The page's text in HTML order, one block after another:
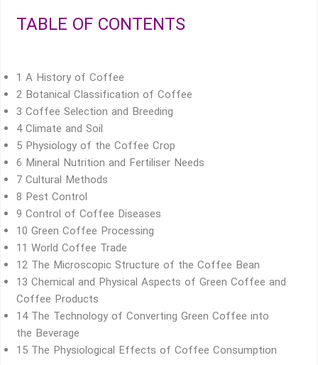
TABLE OF CONTENTS
1 A History of Coffee
2 Botanical Classification of Coffee
3 Coffee Selection and Breeding
4 Climate and Soil
5 Physiology of the Coffee Crop
6 Mineral Nutrition and Fertiliser Needs
7 Cultural Methods
8 Pest Control
9 Control of Coffee Diseases
10 Green Coffee Processing
11 World Coffee Trade
12 The Microscopic Structure of the Coffee Bean
13 Chemical and Physical Aspects of Green Coffee and
Coffee Products
14 The Technology of Converting Green Coffee into
the Beverage
15 The Physiological Effects of Coffee Consumption